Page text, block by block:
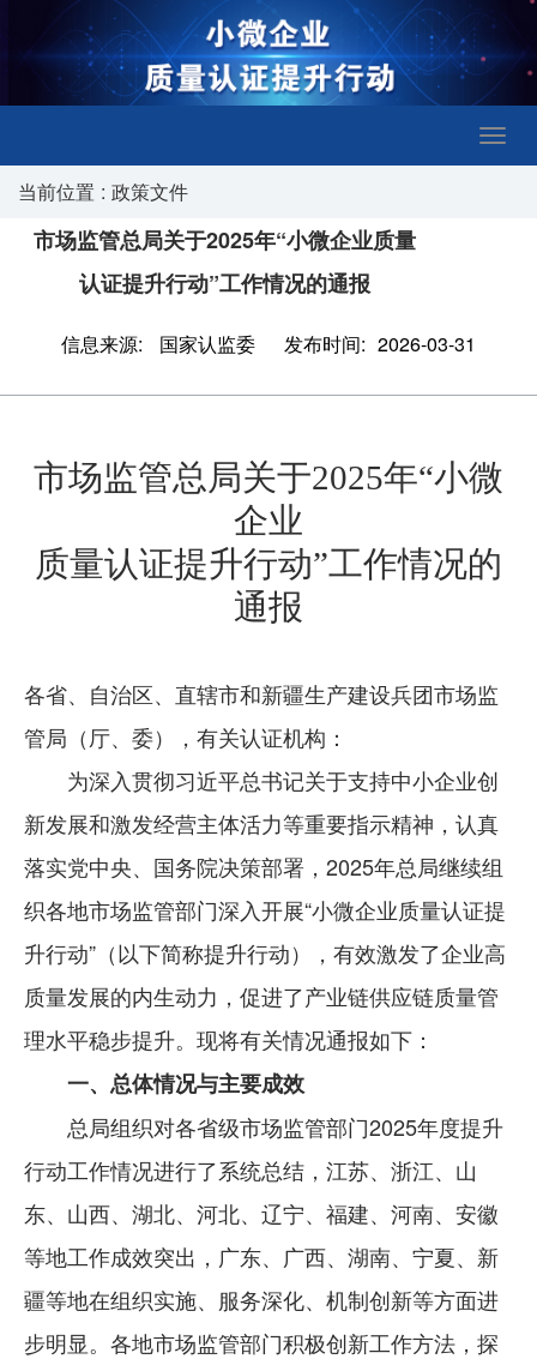
当前位置 : 政策文件
市场监管总局关于2025年“小微企业质量
认证提升行动”工作情况的通报
信息来源: 国家认监委 发布时间: 2026-03-31
市场监管总局关于2025年“小微
企业
质量认证提升行动”工作情况的
通报
各省、自治区、直辖市和新疆生产建设兵团市场监
管局（厅、委），有关认证机构：
为深入贯彻习近平总书记关于支持中小企业创
新发展和激发经营主体活力等重要指示精神，认真
落实党中央、国务院决策部署，2025年总局继续组
织各地市场监管部门深入开展“小微企业质量认证提
升行动”（以下简称提升行动），有效激发了企业高
质量发展的内生动力，促进了产业链供应链质量管
理水平稳步提升。现将有关情况通报如下：
一、总体情况与主要成效
总局组织对各省级市场监管部门2025年度提升
行动工作情况进行了系统总结，江苏、浙江、山
东、山西、湖北、河北、辽宁、福建、河南、安徽
等地工作成效突出，广东、广西、湖南、宁夏、新
疆等地在组织实施、服务深化、机制创新等方面进
步明显。各地市场监管部门积极创新工作方法，探